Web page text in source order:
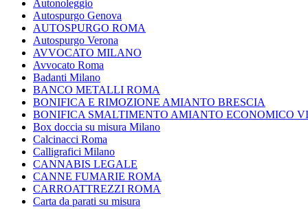
Autonoleggio
Autospurgo Genova
AUTOSPURGO ROMA
Autospurgo Verona
AVVOCATO MILANO
Avvocato Roma
Badanti Milano
BANCO METALLI ROMA
BONIFICA E RIMOZIONE AMIANTO BRESCIA
BONIFICA SMALTIMENTO AMIANTO ECONOMICO
Box doccia su misura Milano
Calcinacci Roma
Calligrafici Milano
CANNABIS LEGALE
CANNE FUMARIE ROMA
CARROATTREZZI ROMA
Carta da parati su misura